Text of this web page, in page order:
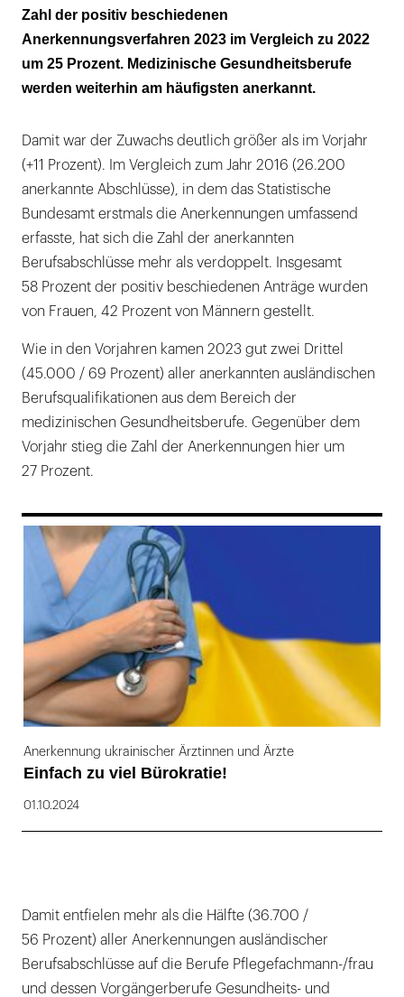
stellten einen Antrag
Zahl der positiv beschiedenen
Anerkennungsverfahren 2023 im Vergleich zu 2022
um 25 Prozent. Medizinische Gesundheitsberufe
werden weiterhin am häufigsten anerkannt.
Damit war der Zuwachs deutlich größer als im Vorjahr
(+11 Prozent). Im Vergleich zum Jahr 2016 (26.200
anerkannte Abschlüsse), in dem das Statistische
Bundesamt erstmals die Anerkennungen umfassend
erfasste, hat sich die Zahl der anerkannten
Berufsabschlüsse mehr als verdoppelt. Insgesamt
58 Prozent der positiv beschiedenen Anträge wurden
von Frauen, 42 Prozent von Männern gestellt.
Wie in den Vorjahren kamen 2023 gut zwei Drittel
(45.000 / 69 Prozent) aller anerkannten ausländischen
Berufsqualifikationen aus dem Bereich der
medizinischen Gesundheitsberufe. Gegenüber dem
Vorjahr stieg die Zahl der Anerkennungen hier um
27 Prozent.
169
Anerkennung ukrainischer Ärztinnen und Ärzte
Einfach zu viel Bürokratie!
01.10.2024
Damit entfielen mehr als die Hälfte (36.700 /
56 Prozent) aller Anerkennungen ausländischer
Berufsabschlüsse auf die Berufe Pflegefachmann-/frau
und dessen Vorgängerberufe Gesundheits- und